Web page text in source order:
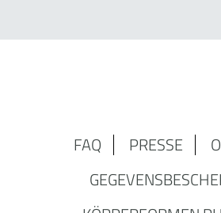
FAQ PRESSE